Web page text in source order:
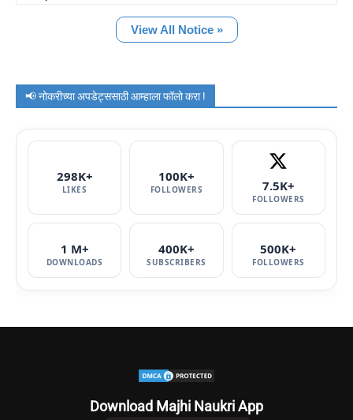
View All Notice »
📢 नोकरीच्या अपडेट्ससाठी आम्हाला फॉलो करा !
298K+
LIKES
100K+
FOLLOWERS 7.5K+
FOLLOWERS
1 M+
DOWNLOADS
400K+
SUBSCRIBERS
500K+
FOLLOWERS
Download Majhi Naukri App